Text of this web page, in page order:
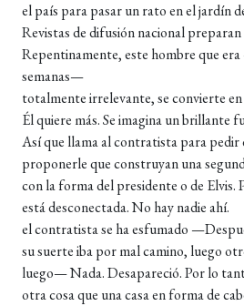
el país para pasar un rato en el jardín
Revistas de difusión nacional
Repentinamente, este hombre que
semanas—
totalmente irrelevante, se convierte
Él quiere más. Se imagina un brillante
Así que llama al contratista para pedir
proponerle que construyan una
con la forma del presidente o de Elvis.
está desconectada. No hay nadie ahí.
el contratista se ha esfumado
su suerte iba por mal camino, luego
luego— Nada. Desapareció. Por lo
otra cosa que una casa en forma de